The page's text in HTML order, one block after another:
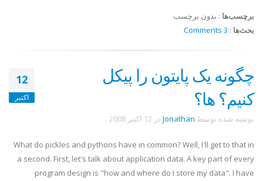
برچسب‌ها : بدون برچسب
بحث‌ها :
3 Comments
12
اکتبر
چگونه یک پایتون را پیکل
کنیم؟ ها؟
نوشته شده توسط Jonathan در 12 اکتبر 2008 .
What do pickles and pythons have in common? Well, I'll get to that in
a second. First, let's talk about application data. A key part of every
program design is "how and where do I store my data". I have